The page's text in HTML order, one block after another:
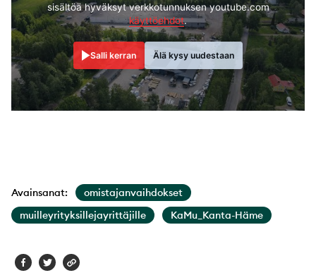
sisältöä hyväksyt verkkotunnuksen youtube.com
käyttöehdot.
Salli kerran Älä kysy uudestaan
Avainsanat:
omistajanvaihdokset
muilleyrityksillejayrittäjille
KaMu_Kanta-Häme